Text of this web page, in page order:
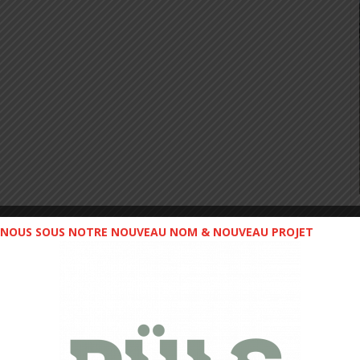
SOUS NOTRE NOUVEAU NOM & NOUVEAU PROJET